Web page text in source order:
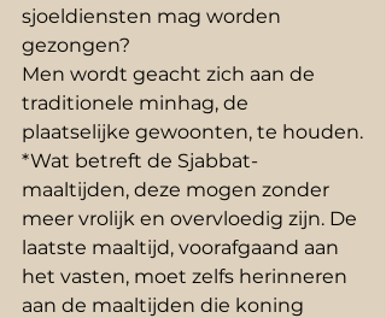
sjoeldiensten mag worden
gezongen?
Men wordt geacht zich aan de
traditionele minhag, de
plaatselijke gewoonten, te houden.
*Wat betreft de Sjabbat-
maaltijden, deze mogen zonder
meer vrolijk en overvloedig zijn. De
laatste maaltijd, voorafgaand aan
het vasten, moet zelfs herinneren
aan de maaltijden die koning